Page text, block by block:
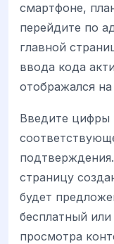
смартфоне,
перейдите по
главной
ввода кода
отображался
Введите цифры
страницу
будет
бесплатный
просмотра